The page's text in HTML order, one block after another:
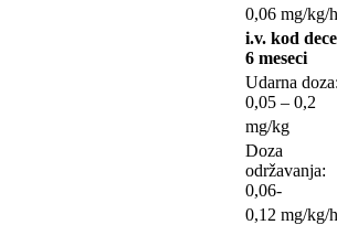
0,06 mg/kg/h
i.v. kod
6 meseci
Udarna doza:
0,05 – 0,2
mg/kg
Doza
održavanja:
0,06-
0,12 mg/kg/h